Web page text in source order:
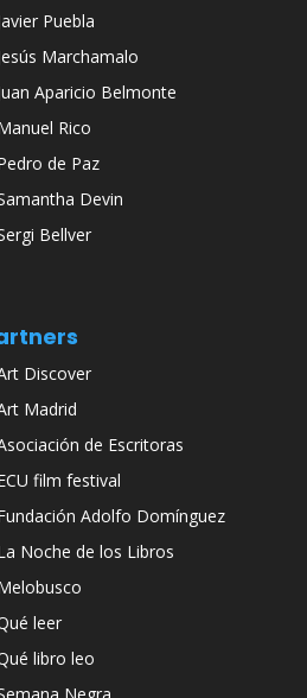
Puebla
Marchamalo
Aparicio Belmonte
Rico
de Paz
Devin
Bellver
Discover
Madrid
de Escritoras
film festival
Adolfo Domínguez
Noche de los Libros
leer
libro leo